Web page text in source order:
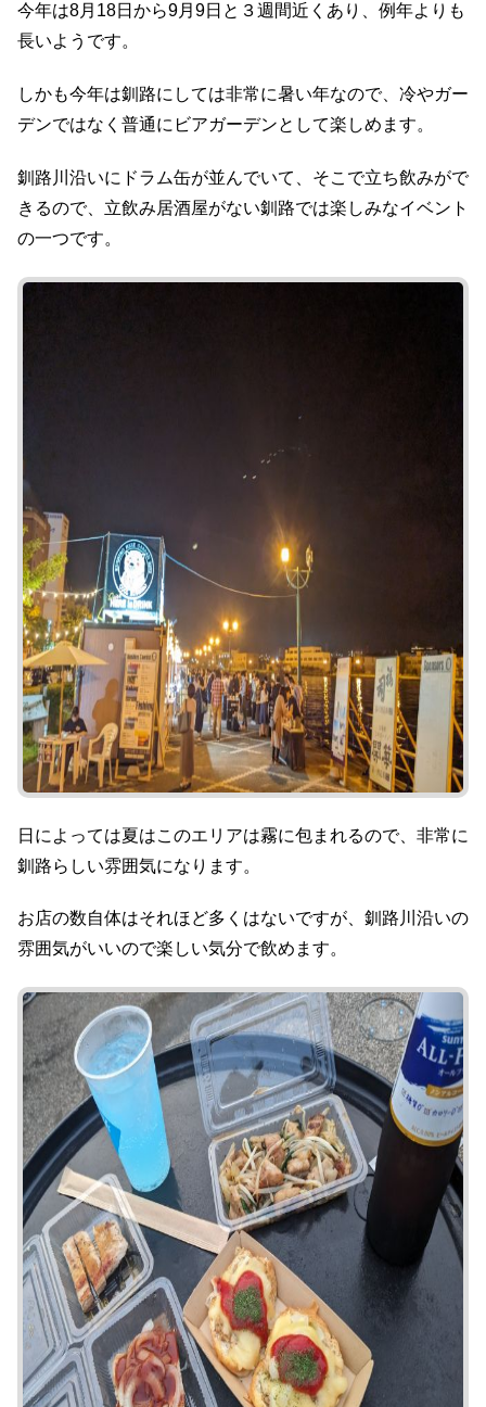
今年は8月18日から9月9日と３週間近くあり、例年よりも
長いようです。
しかも今年は釧路にしては非常に暑い年なので、冷やガー
デンではなく普通にビアガーデンとして楽しめます。
釧路川沿いにドラム缶が並んでいて、そこで立ち飲みがで
きるので、立飲み居酒屋がない釧路では楽しみなイベント
の一つです。
日によっては夏はこのエリアは霧に包まれるので、非常に
釧路らしい雰囲気になります。
お店の数自体はそれほど多くはないですが、釧路川沿いの
雰囲気がいいので楽しい気分で飲めます。